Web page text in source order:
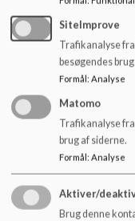
Elevens brug af aula:
Jo ældre barnet er, jo
at læse beskeder,
nødvendigt, for at kunne
Både lærere, pædagoger
selvstændiggørelse af
derfor benytte Aula som
andre ”ubeskyttede”
SiteImprove
Trafikanalyse
besøgendes
Formål: Analyse
Matomo
Trafikanalyse
brug af siderne.
Formål: Analyse
Aktiver/
Brug denne